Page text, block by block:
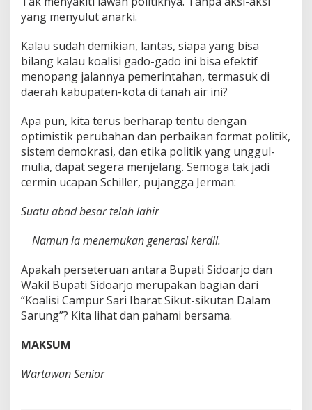
yang menyulut anarki.
Kalau sudah demikian, lantas, siapa yang bisa
bilang kalau koalisi gado-gado ini bisa efektif
menopang jalannya pemerintahan, termasuk di
daerah kabupaten-kota di tanah air ini?
Apa pun, kita terus berharap tentu dengan
optimistik perubahan dan perbaikan format politik,
sistem demokrasi, dan etika politik yang unggul-
mulia, dapat segera menjelang. Semoga tak jadi
cermin ucapan Schiller, pujangga Jerman:
Suatu abad besar telah lahir
Namun ia menemukan generasi kerdil.
Apakah perseteruan antara Bupati Sidoarjo dan
Wakil Bupati Sidoarjo merupakan bagian dari
“Koalisi Campur Sari Ibarat Sikut-sikutan Dalam
Sarung”? Kita lihat dan pahami bersama.
MAKSUM
Wartawan Senior